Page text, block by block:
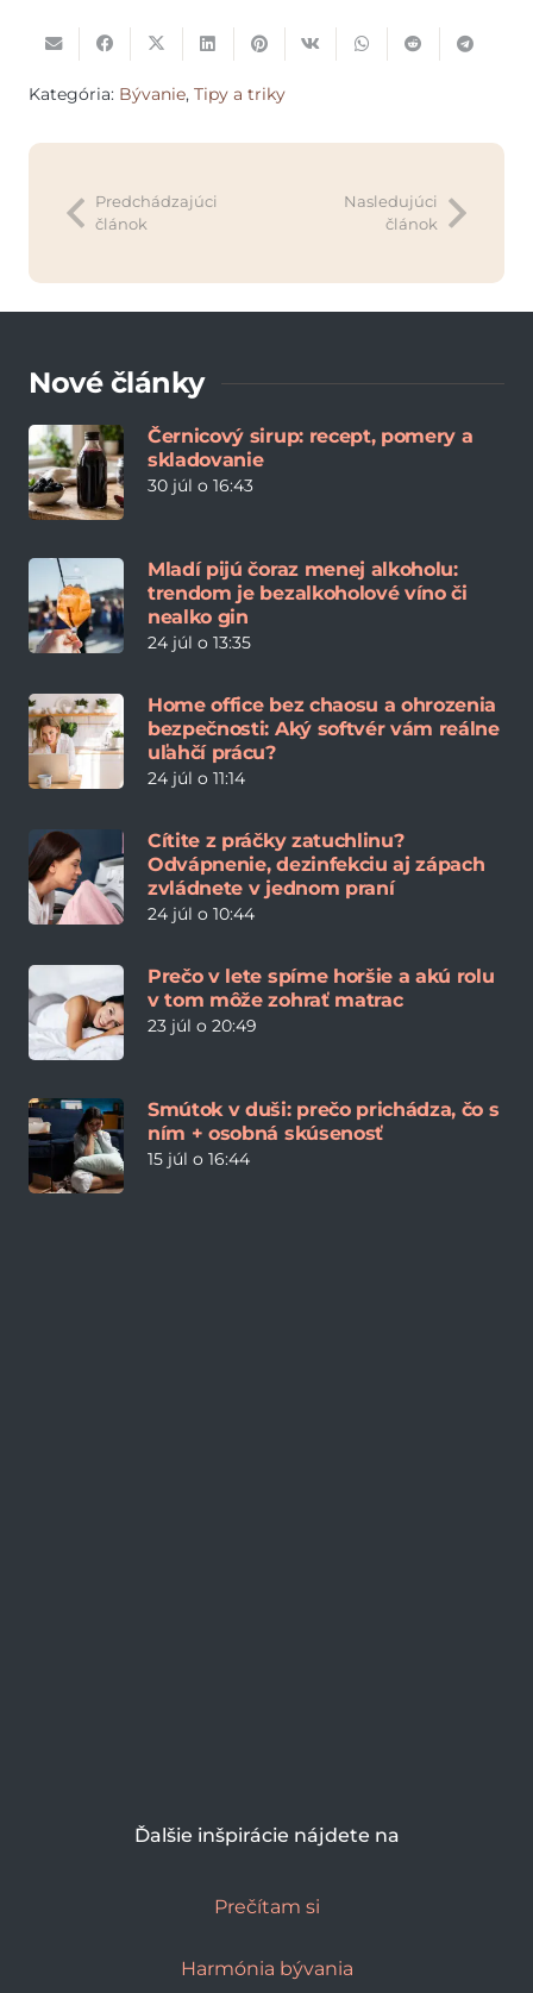
Kategória: Bývanie, Tipy a triky
Predchádzajúci
článok
Nasledujúci
článok
Nové články
Černicový sirup: recept, pomery a
skladovanie
30 júl o 16:43
Mladí pijú čoraz menej alkoholu:
trendom je bezalkoholové víno či
nealko gin
24 júl o 13:35
Home office bez chaosu a ohrozenia
bezpečnosti: Aký softvér vám reálne
uľahčí prácu?
24 júl o 11:14
Cítite z práčky zatuchlinu?
Odvápnenie, dezinfekciu aj zápach
zvládnete v jednom praní
24 júl o 10:44
Prečo v lete spíme horšie a akú rolu
v tom môže zohrať matrac
23 júl o 20:49
Smútok v duši: prečo prichádza, čo s
ním + osobná skúsenosť
15 júl o 16:44
Ďalšie inšpirácie nájdete na
Prečítam si
Harmónia bývania